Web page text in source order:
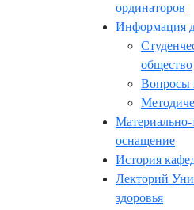
ординаторов
Информация
общество
Вопросы
Материально-
оснащение
История
Лекторий
здоровья